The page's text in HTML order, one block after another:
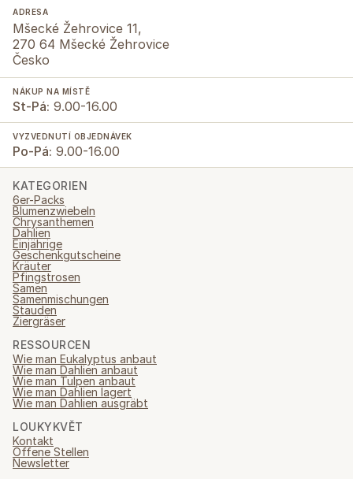
ADRESA
Mšecké Žehrovice 11,
270 64 Mšecké Žehrovice
Česko
NÁKUP NA MÍSTĚ
St-Pá: 9.00-16.00
VYZVEDNUTÍ OBJEDNÁVEK
Po-Pá: 9.00-16.00
KATEGORIEN
6er-Packs
Blumenzwiebeln
Chrysanthemen
Dahlien
Einjährige
Geschenkgutscheine
Kräuter
Pfingstrosen
Samen
Samenmischungen
Stauden
Ziergräser
RESSOURCEN
Wie man Eukalyptus anbaut
Wie man Dahlien anbaut
Wie man Tulpen anbaut
Wie man Dahlien lagert
Wie man Dahlien ausgräbt
LOUKYKVĚT
Kontakt
Offene Stellen
Newsletter